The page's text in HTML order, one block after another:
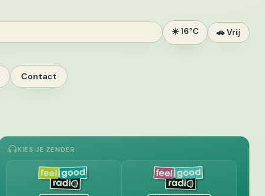
☀️ 16°C 🚗 Vrij
Contact
KIES JE ZENDER